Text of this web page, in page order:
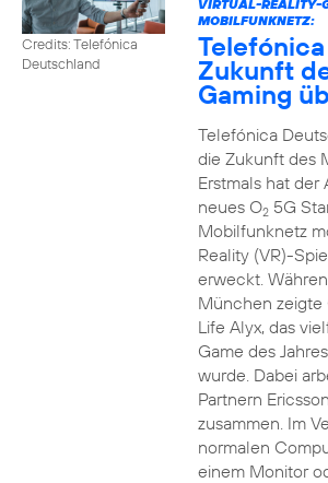
Credits: Telefónica
Deutschland
VIRTUAL-REALITY-
MOBILFUNKNETZ:
Zukunft
Gaming
Telefónica
die Zukunft des
Erstmals hat der
neues O25G
Mobilfunknetz
Reality (VR)-
erweckt.
München zeigte
Life Alyx, das
Game des
wurde. Dabei
Partnern
zusammen. Im
normalen
einem Monitor